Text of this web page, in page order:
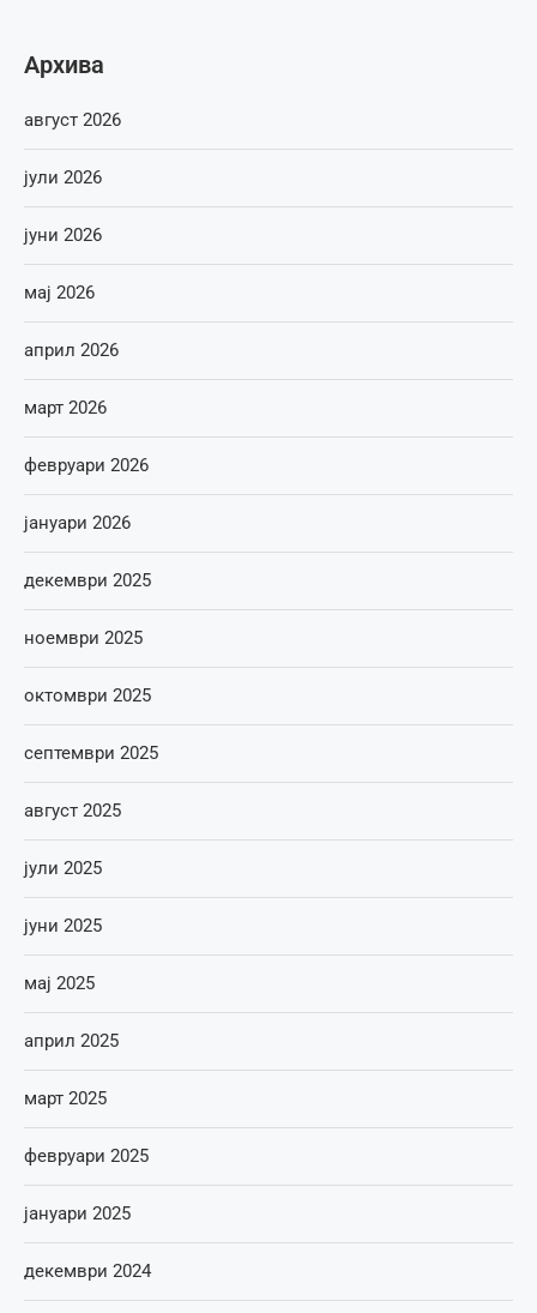
Архива
август 2026
јули 2026
јуни 2026
мај 2026
април 2026
март 2026
февруари 2026
јануари 2026
декември 2025
ноември 2025
октомври 2025
септември 2025
август 2025
јули 2025
јуни 2025
мај 2025
април 2025
март 2025
февруари 2025
јануари 2025
декември 2024